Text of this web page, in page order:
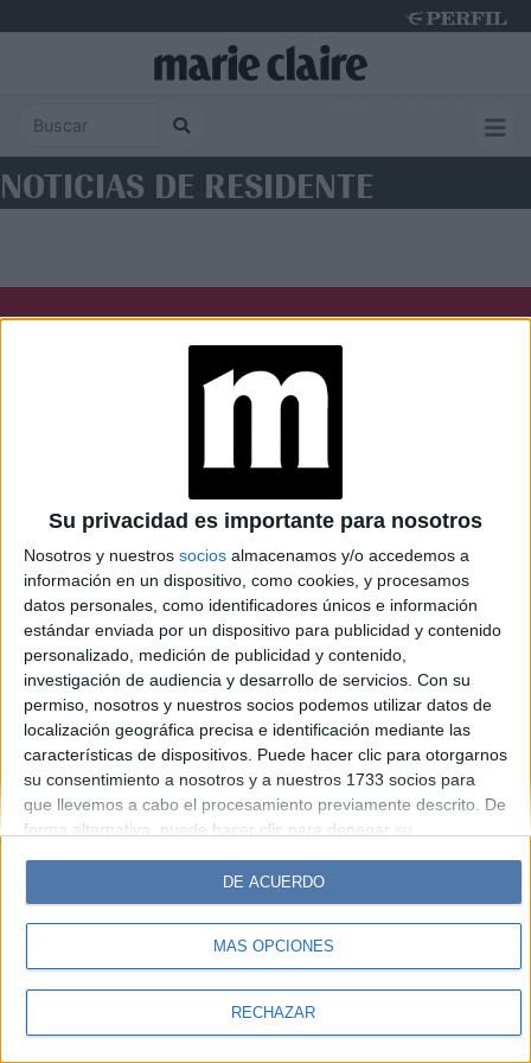
Su privacidad es importante para nosotros
Nosotros y nuestros socios almacenamos y/o accedemos a
información en un dispositivo, como cookies, y procesamos
datos personales, como identificadores únicos e información
estándar enviada por un dispositivo para publicidad y contenido
personalizado, medición de publicidad y contenido,
investigación de audiencia y desarrollo de servicios. Con su
permiso, nosotros y nuestros socios podemos utilizar datos de
localización geográfica precisa e identificación mediante las
características de dispositivos. Puede hacer clic para otorgarnos
su consentimiento a nosotros y a nuestros 1733 socios para
que llevemos a cabo el procesamiento previamente descrito. De
forma alternativa, puede hacer clic para denegar su
cambiar sus preferencias antes de otorgar su consentimiento.
Tenga en cuenta que algún procesamiento de sus datos
personales puede no requerir de su consentimiento, pero usted
tiene el derecho de rechazar tal procesamiento. Sus
sus preferencias o retirar su consentimiento en cualquier
MÁS OPCIONES
RECHAZAR
DE ACUERDO
NOTICIAS DE RESIDENTE
Caras Noticias
Weekend Parabrisas
Look
Luz Mía Lunateen Break BATimes
© Perfil.com 2006-2019 - Todos los derechos reservados
Registro de Propiedad Intelectual: Nro. 5346433